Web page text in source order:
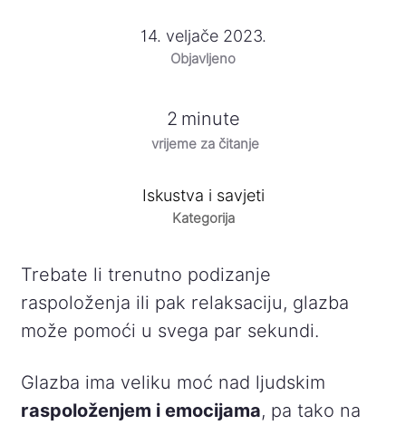
14. veljače 2023.
Objavljeno
vrijeme za čitanje
2 minute
Iskustva i savjeti
Kategorija
Trebate li trenutno podizanje
raspoloženja ili pak relaksaciju, glazba
može pomoći u svega par sekundi.
Glazba ima veliku moć nad ljudskim
raspoloženjem i emocijama, pa tako na